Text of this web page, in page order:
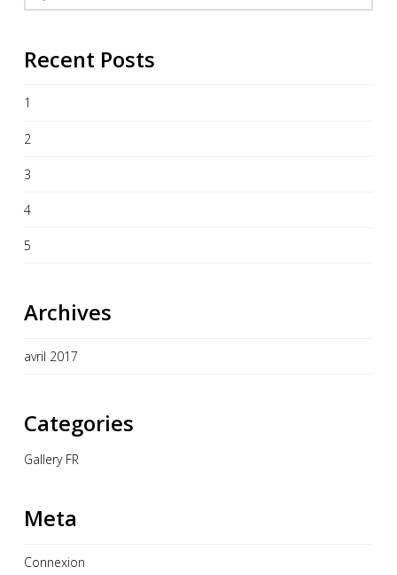
Recent Posts
1
2
3
4
5
Archives
avril 2017
Categories
Gallery FR
Meta
Connexion